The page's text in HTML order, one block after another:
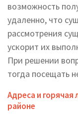
возможность
удаленно, что
рассмотрения
ускорит их
При решении
тогда посещать
Адреса и горячая
районе